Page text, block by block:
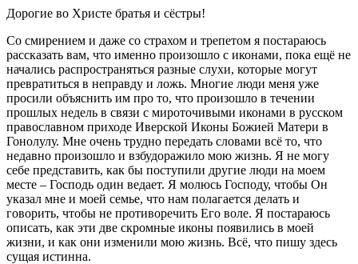
Дорогие во Христе братья и сёстры!
Со смирением и даже со страхом и трепетом я постараюсь
рассказать вам, что именно произошло с иконами, пока ещё не
начались распространяться разные слухи, которые могут
превратиться в неправду и ложь. Многие люди меня уже
просили объяснить им про то, что произошло в течении
прошлых недель в связи с мироточивыми иконами в русском
православном приходе Иверской Иконы Божией Матери в
Гонолулу. Мне очень трудно передать словами всё то, что
недавно произошло и взбудоражило мою жизнь. Я не могу
себе представить, как бы поступили другие люди на моем
месте – Господь один ведает. Я молюсь Господу, чтобы Он
указал мне и моей семье, что нам полагается делать и
говорить, чтобы не противоречить Его воле. Я постараюсь
описать, как эти две скромные иконы появились в моей
жизни, и как они изменили мою жизнь. Всё, что пишу здесь
сущая истинна.